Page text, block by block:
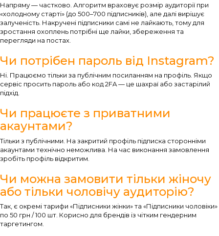
Напряму — частково. Алгоритм враховує розмір аудиторії при
«холодному старті» (до 500–700 підписників), але далі вирішує
залученість. Накручені підписники самі не лайкають, тому для
зростання охоплень потрібні ще лайки, збереження та
перегляди на постах.
Чи потрібен пароль від Instagram?
Ні. Працюємо тільки за публічним посиланням на профіль. Якщо
сервіс просить пароль або код 2FA — це шахраї або застарілий
підхід.
Чи працюєте з приватними
акаунтами?
Тільки з публічними. На закритий профіль підписка сторонніми
акаунтами технічно неможлива. На час виконання замовлення
зробіть профіль відкритим.
Чи можна замовити тільки жіночу
або тільки чоловічу аудиторію?
Так, є окремі тарифи «Підписники жінки» та «Підписники чоловіки»
по 50 грн / 100 шт. Корисно для брендів із чітким гендерним
таргетингом.